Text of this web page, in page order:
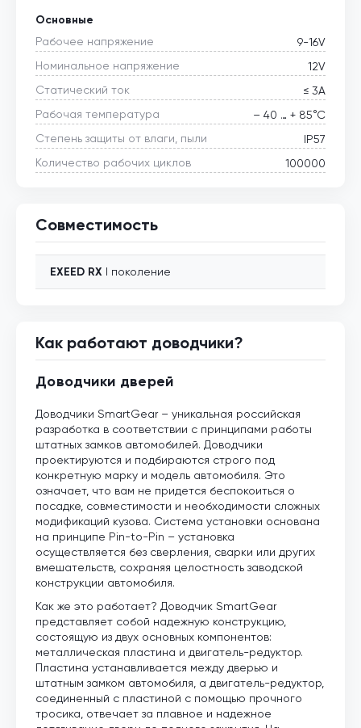
Основные
Рабочее напряжение
9-16V
Номинальное напряжение
12V
Статический ток
≤ 3А
Рабочая температура
– 40 … + 85°С
Степень защиты от влаги, пыли
IP57
Количество рабочих циклов
100000
Совместимость
EXEED RX I поколение
Как работают доводчики?
Доводчики дверей
Доводчики SmartGear – уникальная российская
разработка в соответствии с принципами работы
штатных замков автомобилей. Доводчики
проектируются и подбираются строго под
конкретную марку и модель автомобиля. Это
означает, что вам не придется беспокоиться о
посадке, совместимости и необходимости сложных
модификаций кузова. Система установки основана
на принципе Pin-to-Pin – установка
осуществляется без сверления, сварки или других
вмешательств, сохраняя целостность заводской
конструкции автомобиля.
Как же это работает? Доводчик SmartGear
представляет собой надежную конструкцию,
состоящую из двух основных компонентов:
металлическая пластина и двигатель-редуктор.
Пластина устанавливается между дверью и
штатным замком автомобиля, а двигатель-редуктор,
соединенный с пластиной с помощью прочного
тросика, отвечает за плавное и надежное